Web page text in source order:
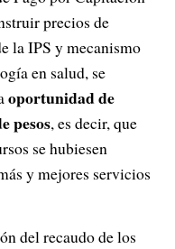
precios de
la IPS y mecanismo
en salud, se
oportunidad de
pesos, es decir, que
se hubiesen
y mejores servicios
del recaudo de los